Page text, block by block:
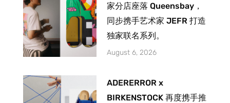
家分店座落 Queensbay，
同步携手艺术家 JEFR 打造
独家联名系列。
August 6, 2026
ADERERROR x
BIRKENSTOCK 再度携手推